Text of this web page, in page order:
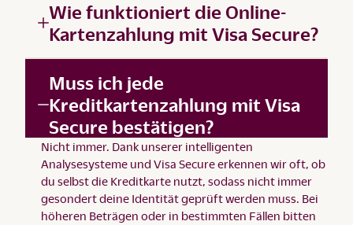
Wie funktioniert die Online-
Kartenzahlung mit Visa Secure?
Muss ich jede
Kreditkartenzahlung mit Visa
Secure bestätigen?
Nicht immer. Dank unserer intelligenten
Analysesysteme und Visa Secure erkennen wir oft, ob
du selbst die Kreditkarte nutzt, sodass nicht immer
gesondert deine Identität geprüft werden muss. Bei
höheren Beträgen oder in bestimmten Fällen bitten